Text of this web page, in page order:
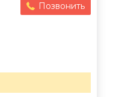
Позвонить